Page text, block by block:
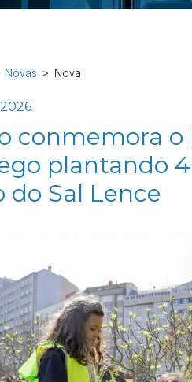
Novas Nova
conmemora
plantando
Sal Lence